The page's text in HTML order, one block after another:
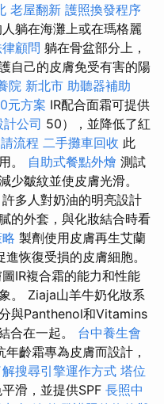
老屋翻新 護照換發程序
躺在海灘上或在瑪格麗
顧問 躺在骨盆部分上，
自己的皮膚免受有害的陽
院 新北市 助聽器補助
元方案 IR配合面霜可提供
計公司 50），並降低了紅
流程 二手攤車回收 此
。 自助式餐點外燴 測試
少皺紋並使皮膚光滑。
多人對奶油的明亮設計
的外套，與化妝結合時看
製劑使用皮膚再生艾蘭
恢復受損的皮膚細胞。
IR複合霜的能力和性能
。 Ziaja山羊牛奶化妝系
與Panthenol和Vitamins
合在一起。 台中養生會
年齡霜專為皮膚而設計，
搜尋引擎運作方式 塔位
滑，並提供SPF 長照中